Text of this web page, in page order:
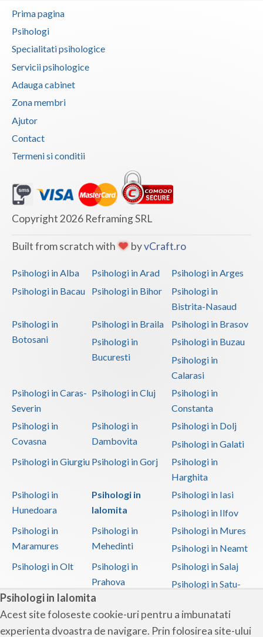
Psihologi in Ialomita
Acest site foloseste cookie-uri pentru a imbunatati
experienta dvoastra de navigare. Prin folosirea site-ului
Prima pagina
Psihologi
Specialitati psihologice
Servicii psihologice
Adauga cabinet
Zona membri
Ajutor
Contact
Termeni si conditii
Copyright 2026 Reframing SRL
Built from scratch with byvCraft.ro
Psihologi in Alba Psihologi in Arad
Psihologi in Arges
Psihologi in Bacau
Psihologi in Bihor
Psihologi in
Bistrita-Nasaud
Psihologi in
Botosani
Psihologi in Braila
Psihologi in Brasov
Psihologi in
Bucuresti
Psihologi in Buzau
Psihologi in
Calarasi
Psihologi in Caras-
Severin
Psihologi in Cluj
Psihologi in
Constanta
Psihologi in
Covasna
Psihologi in
Dambovita
Psihologi in Dolj
Psihologi in Galati
Psihologi in Giurgiu Psihologi in Gorj
Psihologi in
Harghita
Psihologi in
Hunedoara
Psihologi in
Ialomita
Psihologi in Iasi
Psihologi in Ilfov
Psihologi in
Maramures
Psihologi in
Mehedinti
Psihologi in Mures
Psihologi in Neamt
Psihologi in Olt
Psihologi in
Prahova
Psihologi in Salaj
Psihologi in Satu-
Psihologi in Sibiu
Psihologi in
Suceava
Psihologi in
Teleorman